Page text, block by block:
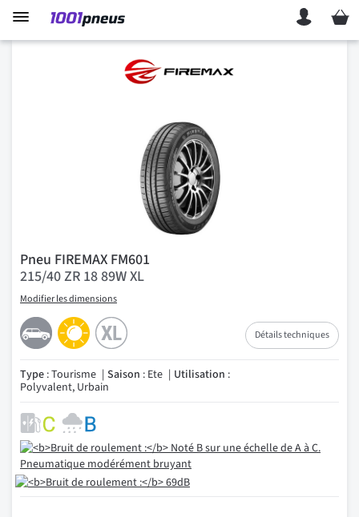
Mon
Pneu FIREMAX FM601
215/40 ZR 18 89W XL
Modifier les dimensions
Détails techniques
Type : Tourisme Saison : Ete Utilisation :
Polyvalent, Urbain